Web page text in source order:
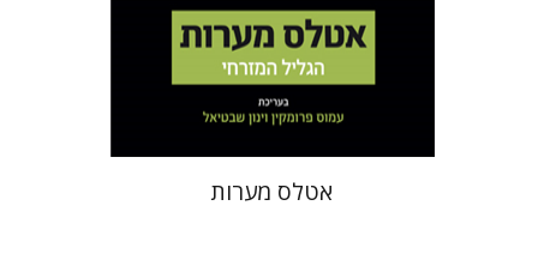
הנחת אתר ספר מודפס
$56
$50
אטלס מערות